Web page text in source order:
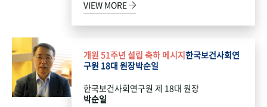
VIEW MORE
개원 51주년 설립 축하 메시지한국보건사회연
구원 18대 원장박순일
한국보건사회연구원 제 18대 원장
박순일